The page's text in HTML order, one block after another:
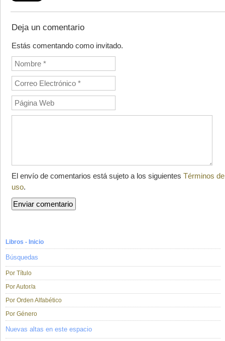
Deja un comentario
Estás comentando como invitado.
El envío de comentarios está sujeto a los siguientes Términos de
uso.
Libros - Inicio
Búsquedas
Por Título
Por Autor/a
Por Orden Alfabético
Por Género
Nuevas altas en este espacio